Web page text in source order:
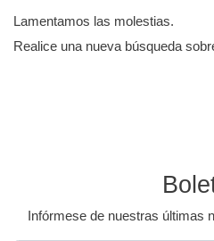
Lamentamos las molestias.
Realice una nueva búsqueda
Infórmese de nuestras últimas